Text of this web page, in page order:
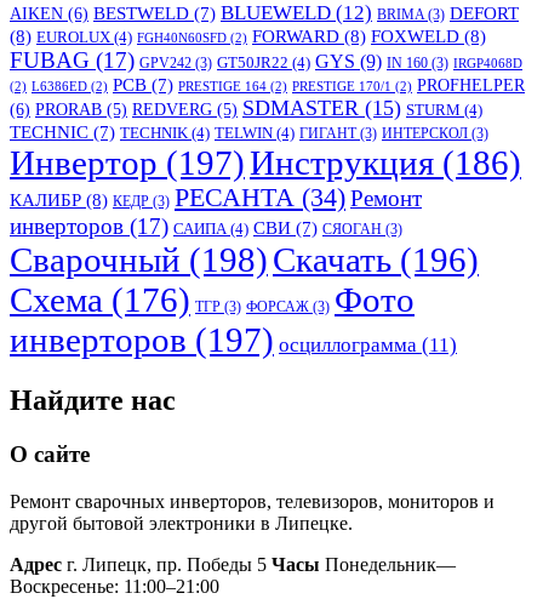
AIKEN (6) BESTWELD (7) BLUEWELD (12) BRIMA(3) DEFORT
(8) EUROLUX (4) FGH40N60SFD (2) FORWARD (8) FOXWELD (8)
FUBAG (17) GPV242 (3) GT50JR22 (4) GYS (9) IN 160 (3) IRGP4068D
(2) L6386ED (2) PCB (7) PRESTIGE 164 (2) PRESTIGE 170/1 (2) PROFHELPER
(6) PRORAB (5) REDVERG (5) SDMASTER (15) STURM (4)
TECHNIC (7) TECHNIK (4) TELWIN (4) ГИГАНТ(3) ИНТЕРСКОЛ (3)
Инвертор (197)Инструкция (186)
КАЛИБР (8) КЕДР (3) РЕСАНТА (34)Ремонт
инверторов (17) САИПА(4) СВИ (7) СЯОГАН (3)
Сварочный (198)Скачать (196)
Схема (176) ТГР (3) ФОРСАЖ (3) Фото
инверторов (197) осциллограмма (11)
Найдите нас
О сайте
Ремонт сварочных инверторов, телевизоров, мониторов и
другой бытовой электроники в Липецке.
Адрес г. Липецк, пр. Победы 5 Часы Понедельник—
Воскресенье: 11:00–21:00